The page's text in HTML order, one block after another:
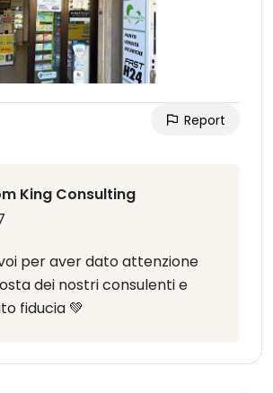
Report
King Consulting
per aver dato attenzione
dei nostri consulenti e
fiducia 💚